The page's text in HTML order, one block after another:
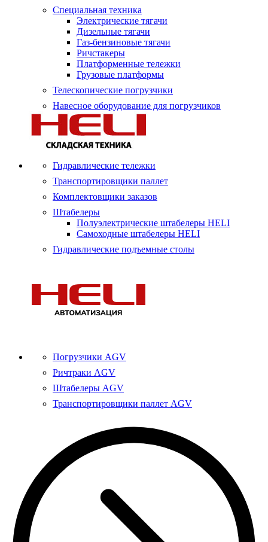
Специальная техника
Электрические тягачи
Дизельные тягачи
Газ-бензиновые тягачи
Ричстакеры
Платформенные тележки
Грузовые платформы
Телескопические погрузчики
Навесное оборудование для погрузчиков
Гидравлические тележки
Транспортировщики паллет
Комплектовщики заказов
Штабелеры
Полуэлектрические штабелеры HELI
Самоходные штабелеры HELI
Гидравлические подъемные столы
Погрузчики AGV
Ричтраки AGV
Штабелеры AGV
Транспортировщики паллет AGV